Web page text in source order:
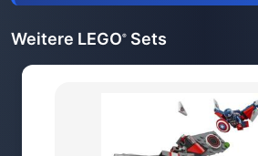
Weitere LEGO® Sets